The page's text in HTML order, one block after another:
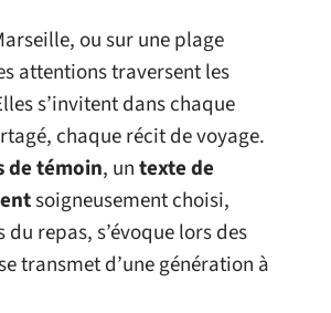
ou sur une plage
attentions traversent les
s’invitent dans chaque
chaque récit de voyage.
de témoin, untexte de
soigneusement choisi,
du repas, s’évoque lors des
transmet d’une génération à